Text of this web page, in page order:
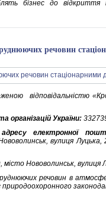
бізнес до відкриття
речовин
відповідальністю
організацій України:
електронної
вулиця
Нововолинськ, вулиця
речовин в